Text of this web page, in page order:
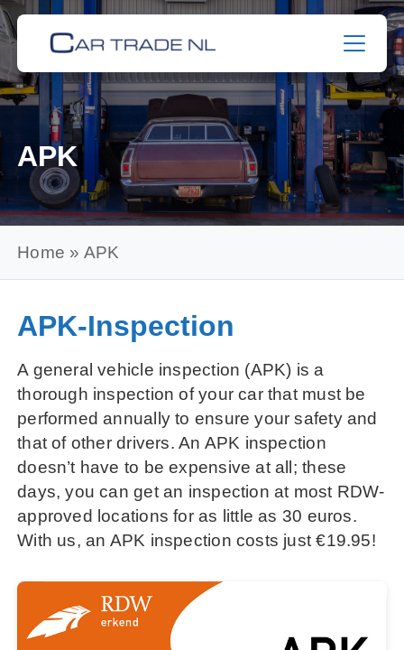
Skip
to
APK
Home » APK
APK-Inspection
A general vehicle inspection (APK) is a
thorough inspection of your car that must be
performed annually to ensure your safety and
that of other drivers. An APK inspection
doesn’t have to be expensive at all; these
days, you can get an inspection at most RDW-
approved locations for as little as 30 euros.
With us, an APK inspection costs just €19.95!